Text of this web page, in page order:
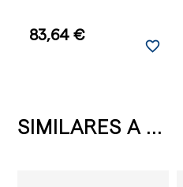
83,64 €
favorite_border
SIMILARES A ...